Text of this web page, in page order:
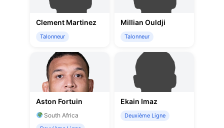
Clement Martinez
Talonneur
Millian Ouldji
Talonneur
Aston Fortuin
South Africa
Ekain Imaz
Deuxième Ligne